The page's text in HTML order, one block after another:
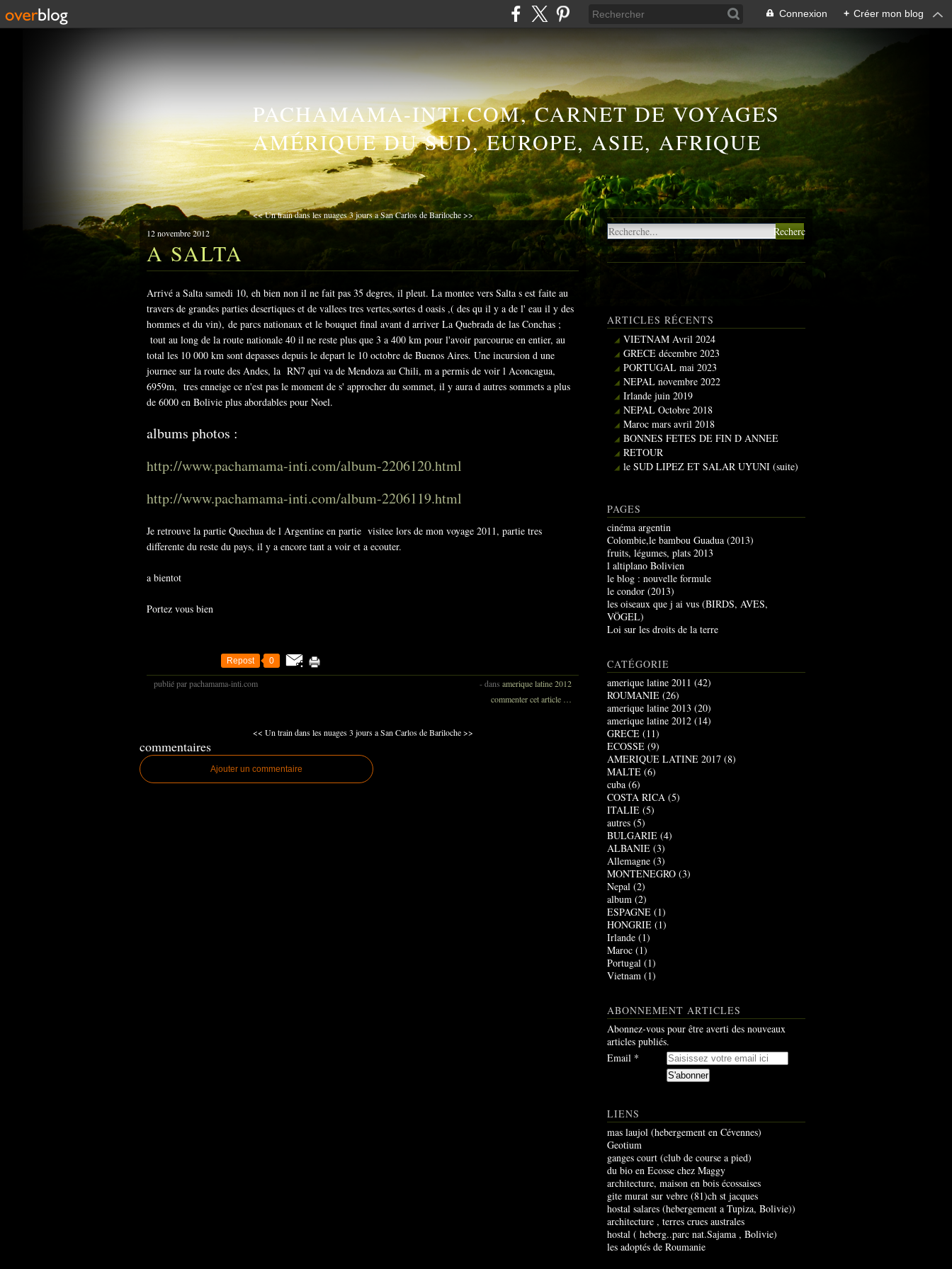
Connexion + Créer mon blog
PACHAMAMA-INTI.COM, CARNET DE VOYAGES
AMÉRIQUE DU SUD, EUROPE, ASIE, AFRIQUE
<< Un train dans les nuages3 jours a San Carlos de Bariloche >>
12 novembre 2012
A SALTA
Arrivé a Salta samedi 10, eh bien non il ne fait pas 35 degres, il pleut. La montee vers Salta s est faite au
travers de grandes parties desertiques et de vallees tres vertes,sortes d oasis ,( des qu il y a de l' eau il y des
hommes et du vin), de parcs nationaux et le bouquet final avant d arriver La Quebrada de las Conchas ;
tout au long de la route nationale 40 il ne reste plus que 3 a 400 km pour l'avoir parcourue en entier, au
total les 10 000 km sont depasses depuis le depart le 10 octobre de Buenos Aires. Une incursion d une
journee sur la route des Andes, la RN7 qui va de Mendoza au Chili, m a permis de voir l Aconcagua,
6959m, tres enneige ce n'est pas le moment de s' approcher du sommet, il y aura d autres sommets a plus
de 6000 en Bolivie plus abordables pour Noel.
albums photos :
http://www.pachamama-inti.com/album-2206120.html
http://www.pachamama-inti.com/album-2206119.html
Je retrouve la partie Quechua de l Argentine en partie visitee lors de mon voyage 2011, partie tres
differente du reste du pays, il y a encore tant a voir et a ecouter.
a bientot
Portez vous bien
Repost 0
publié par pachamama-inti.com -dans amerique latine 2012
commenter cet article
<< Un train dans les nuages 3 jours a San Carlos de Bariloche >>
commentaires
Ajouter un commentaire
ARTICLES RÉCENTS
VIETNAM Avril 2024
GRECE décembre 2023
PORTUGAL mai 2023
NEPAL novembre 2022
Irlande juin 2019
NEPAL Octobre 2018
Maroc mars avril 2018
BONNES FETES DE FIN D ANNEE
RETOUR
le SUD LIPEZ ET SALAR UYUNI (suite)
PAGES
cinéma argentin
Colombie,le bambou Guadua (2013)
fruits, légumes, plats 2013
l altiplano Bolivien
le blog : nouvelle formule
le condor (2013)
les oiseaux que j ai vus (BIRDS, AVES,
VÖGEL)
Loi sur les droits de la terre
CATÉGORIE
amerique latine 2011 (42)
ROUMANIE (26)
amerique latine 2013 (20)
amerique latine 2012 (14)
GRECE (11)
ECOSSE (9)
AMERIQUE LATINE 2017 (8)
MALTE (6)
cuba (6)
COSTA RICA (5)
ITALIE (5)
autres (5)
BULGARIE (4)
ALBANIE (3)
Allemagne (3)
MONTENEGRO (3)
Nepal (2)
album (2)
ESPAGNE (1)
HONGRIE (1)
Irlande (1)
Maroc (1)
Portugal (1)
Vietnam (1)
ABONNEMENT ARTICLES
Abonnez-vous pour être averti des nouveaux
articles publiés.
Email
LIENS
mas laujol (hebergement en Cévennes)
Geotium
ganges court (club de course a pied)
du bio en Ecosse chez Maggy
architecture, maison en bois écossaises
gite murat sur vebre (81)ch st jacques
hostal salares (hebergement a Tupiza, Bolivie))
architecture , terres crues australes
hostal ( heberg..parc nat.Sajama , Bolivie)
les adoptés de Roumanie